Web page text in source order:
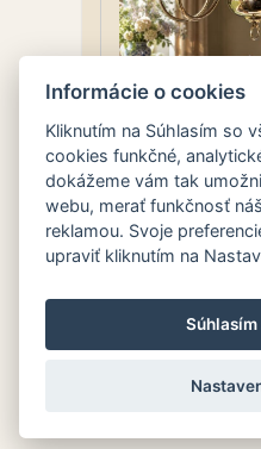
Veľký
Informácie o cookies
Kliknutím na Súhlasím so
cookies funkčné,
dokážeme vám tak
webu, merať funkčnosť
reklamou. Svoje
upraviť kliknutím na